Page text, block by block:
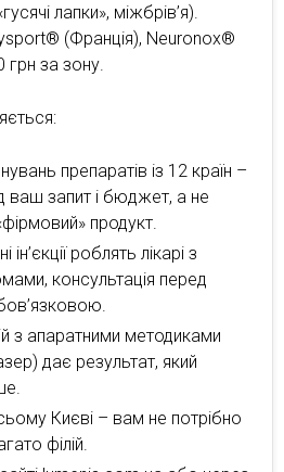
лапки», міжбрів’я).
(Франція), Neuronox®
грн за зону.
препаратів із 12 країн –
ваш запит і бюджет, а не
продукт.
ін’єкції роблять лікарі з
консультація перед
з апаратними методиками
дає результат, який
Києві – вам не потрібно
філій.